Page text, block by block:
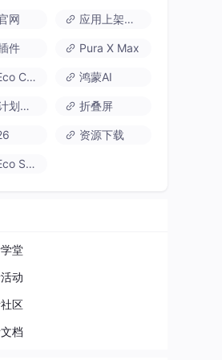
网 应用上架速通
件 Pura X Max
Code 鸿蒙AI
标指南 折叠屏
资源下载
Studio
堂
动
区
档